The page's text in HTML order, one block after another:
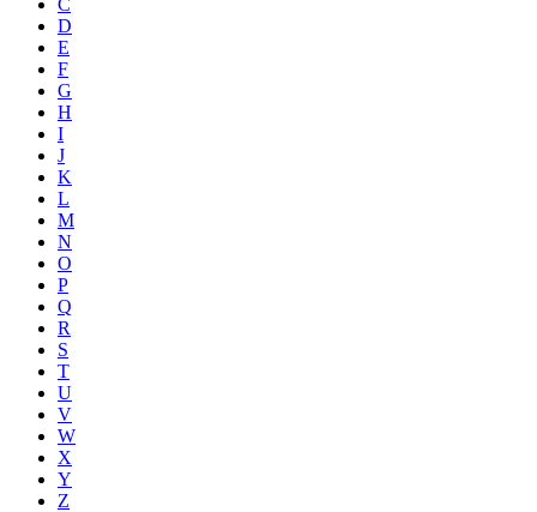
C
D
E
F
G
H
I
J
K
L
M
N
O
P
Q
R
S
T
U
V
W
X
Y
Z